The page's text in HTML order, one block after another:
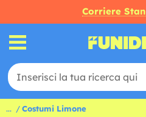
Corriere
... Costumi Limone